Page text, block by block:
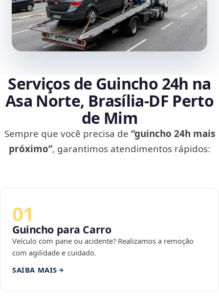
Serviços de Guincho 24h na
Asa Norte, Brasília‑DF Perto
de Mim
Sempre que você precisa de “guincho 24h mais
próximo”, garantimos atendimentos rápidos:
01
Guincho para Carro
Veículo com pane ou acidente? Realizamos a remoção
com agilidade e cuidado.
SAIBA MAIS